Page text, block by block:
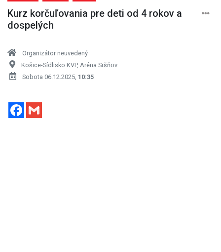
Kurz korčuľovania pre deti od 4 rokov a
dospelých
Organizátor neuvedený
Košice-Sídlisko KVP, Aréna Sršňov
Sobota 06.12.2025, 10:35
Facebook